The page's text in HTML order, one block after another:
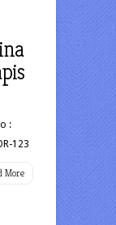
:
123
More